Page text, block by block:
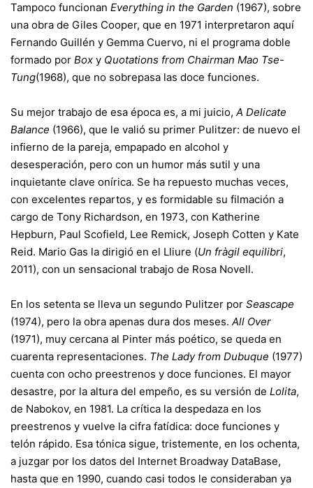
Tampoco funcionan Everything in the Garden (1967), sobre
una obra de Giles Cooper, que en 1971 interpretaron aquí
Fernando Guillén y Gemma Cuervo, ni el programa doble
formado por Box y Quotations from Chairman Mao Tse-
Tung(1968), que no sobrepasa las doce funciones.
Su mejor trabajo de esa época es, a mi juicio, A Delicate
Balance (1966), que le valió su primer Pulitzer: de nuevo el
infierno de la pareja, empapado en alcohol y
desesperación, pero con un humor más sutil y una
inquietante clave onírica. Se ha repuesto muchas veces,
con excelentes repartos, y es formidable su filmación a
cargo de Tony Richardson, en 1973, con Katherine
Hepburn, Paul Scofield, Lee Remick, Joseph Cotten y Kate
Reid. Mario Gas la dirigió en el Lliure (Un fràgil equilibri,
2011), con un sensacional trabajo de Rosa Novell.
En los setenta se lleva un segundo Pulitzer por Seascape
(1974), pero la obra apenas dura dos meses. All Over
(1971), muy cercana al Pinter más poético, se queda en
cuarenta representaciones. The Lady from Dubuque (1977)
cuenta con ocho preestrenos y doce funciones. El mayor
desastre, por la altura del empeño, es su versión de Lolita,
de Nabokov, en 1981. La crítica la despedaza en los
preestrenos y vuelve la cifra fatídica: doce funciones y
telón rápido. Esa tónica sigue, tristemente, en los ochenta,
a juzgar por los datos del Internet Broadway DataBase,
hasta que en 1990, cuando casi todos le consideraban ya